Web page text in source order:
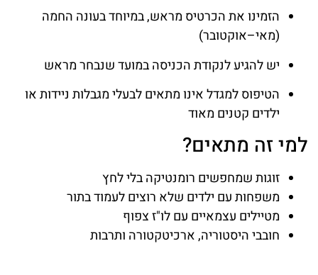
הזמינו את הכרטיס מראש, במיוחד בעונה החמה
(מאי–אוקטובר)
יש להגיע לנקודת הכניסה במועד שנבחר מראש
הטיפוס למגדל אינו מתאים לבעלי מגבלות ניידות או
ילדים קטנים מאוד
למי זה מתאים?
זוגות שמחפשים רומנטיקה בלי לחץ
משפחות עם ילדים שלא רוצים לעמוד בתור
מטיילים עצמאיים עם לו"ז צפוף
חובבי היסטוריה, ארכיטקטורה ותרבות